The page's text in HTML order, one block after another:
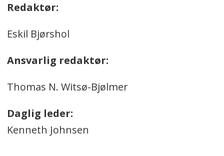
Redaktør:
Eskil Bjørshol
Ansvarlig redaktør:
Thomas N. Witsø-Bjølmer
Daglig leder:
Kenneth Johnsen